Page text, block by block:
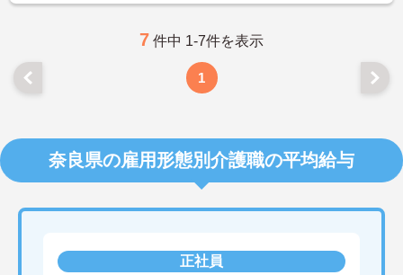
7 件中 1-7件を表示
1
奈良県の雇用形態別介護職の平均給与
正社員